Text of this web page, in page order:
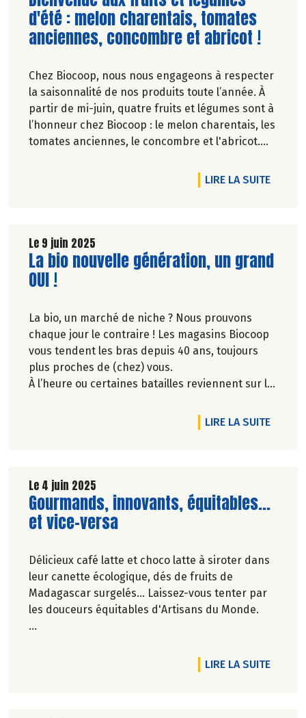
d'été : melon charentais, tomates
anciennes, concombre et abricot !
Chez Biocoop, nous nous engageons à respecter
la saisonnalité de nos produits toute l’année. À
partir de mi-juin, quatre fruits et légumes sont à
l’honneur chez Biocoop : le melon charentais, les
tomates anciennes, le concombre et l'abricot.
LIRE LA SUITEDE
Le 9 juin 2025
Lire la suite de l'article
La bio nouvelle génération, un grand
OUI !
La bio, un marché de niche ? Nous prouvons
chaque jour le contraire ! Les magasins Biocoop
vous tendent les bras depuis 40 ans, toujours
plus proches de (chez) vous.
À l’heure ou certaines batailles reviennent sur le
permettent aujourd’hui de déguster facilement
le meilleur de l’alimentation biologique. Dites OUI
Découvrez notre nouveau film publicitaire qui
revient sur nos engagements de longue date
pour le plaisir de consommer autrement !
LIRE LA SUITEDE
Le 4 juin 2025
Lire la suite de l'article
Gourmands, innovants, équitables...
et vice-versa
Délicieux café latte et choco latte à siroter dans
leur canette écologique, dés de fruits de
Madagascar surgelés... Laissez-vous tenter par
les douceurs équitables d'Artisans du Monde.
LIRE LA SUITEDE